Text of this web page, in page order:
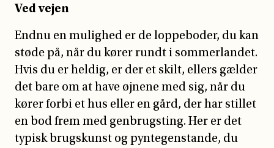
Ved vejen
Endnu en mulighed er de loppeboder, du kan
støde på, når du kører rundt i sommerlandet.
Hvis du er heldig, er der et skilt, ellers gælder
det bare om at have øjnene med sig, når du
kører forbi et hus eller en gård, der har stillet
en bod frem med genbrugsting. Her er det
typisk brugskunst og pyntegenstande, du